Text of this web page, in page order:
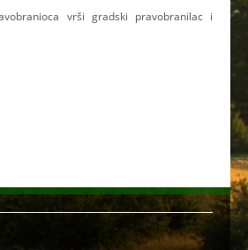
vrši gradski pravobranilac i